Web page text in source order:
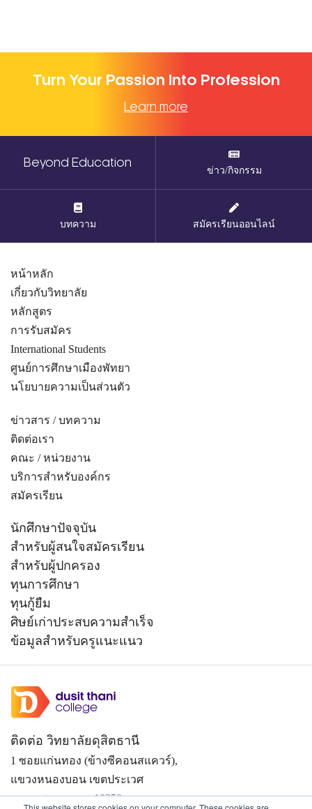
Turn Your Passion Into Profession
Learn more
Beyond Education
ข่าว/กิจกรรม
บทความ สมัครเรียนออนไลน์
ติดต่อ วิทยาลัยดุสิตธานี
1 ซอยแก่นทอง (ข้างซีคอนสแควร์),
แขวงหนองบอน เขตประเวศ
กรุงเทพมหานคร 10250
หน้าหลัก
เกี่ยวกับวิทยาลัย
หลักสูตร
การรับสมัคร
International Students
ศูนย์การศึกษาเมืองพัทยา
นโยบายความเป็นส่วนตัว
ข่าวสาร / บทความ
ติดต่อเรา
คณะ / หน่วยงาน
บริการสำหรับองค์กร
สมัครเรียน
นักศึกษาปัจจุบัน
สำหรับผู้สนใจสมัครเรียน
สำหรับผู้ปกครอง
ทุนการศึกษา
ทุนกู้ยืม
ศิษย์เก่าประสบความสำเร็จ
ข้อมูลสำหรับครูแนะแนว